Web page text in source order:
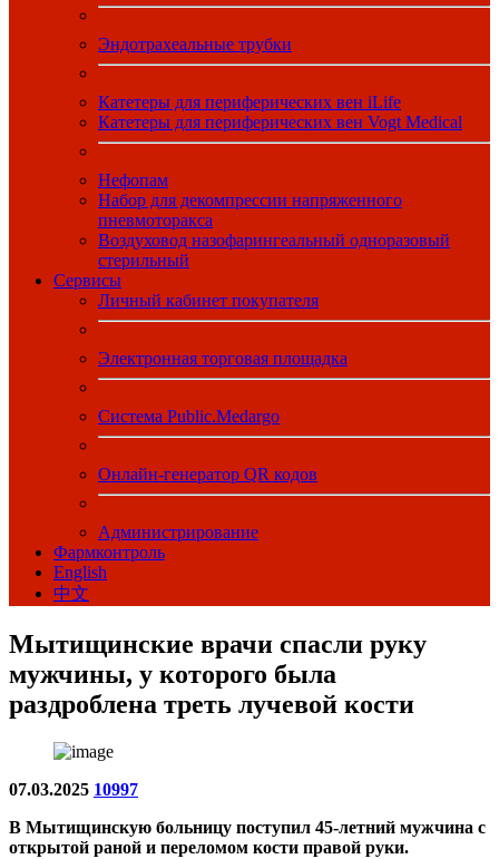
Эндотрахеальные трубки
Катетеры для периферических вен iLife
Катетеры для периферических вен Vogt Medical
Нефопам
Набор для декомпрессии напряженного
пневмоторакса
Воздуховод назофарингеальный одноразовый
стерильный
Сервисы
Личный кабинет покупателя
Электронная торговая площадка
Система Public.Medargo
Онлайн-генератор QR кодов
Администрирование
Фармконтроль
English
中文
Мытищинские врачи спасли руку
мужчины, у которого была
раздроблена треть лучевой кости
07.03.2025 10997
В Мытищинскую больницу поступил 45-летний мужчина с
открытой раной и переломом кости правой руки.